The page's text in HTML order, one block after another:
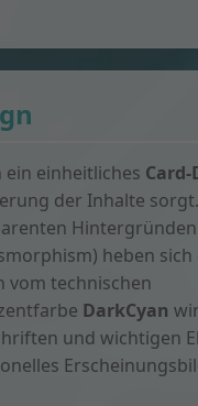
einheitliches Card-
der Inhalte
heben sich
technischen
DarkCyan
und wichtigen